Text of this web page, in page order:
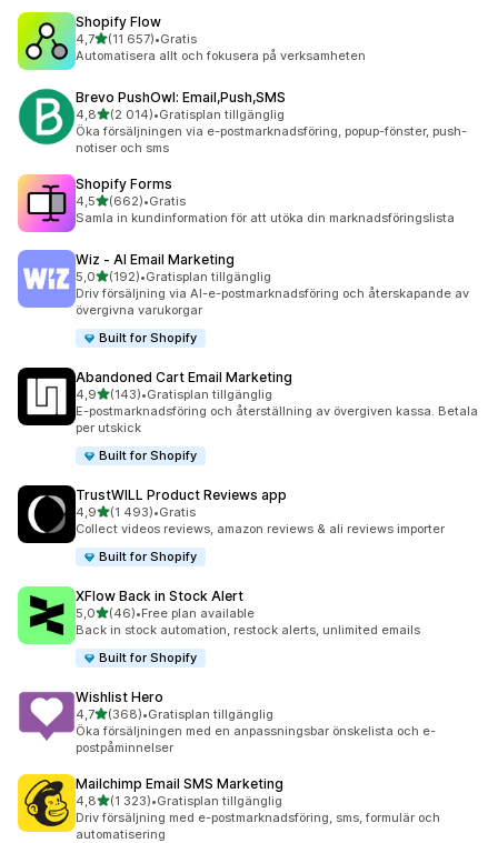
Shopify Flow
4,7av 5 stjärnor
(11 657)
11657 recensioner totalt
•Gratis
Automatisera allt och fokusera på verksamheten
Brevo PushOwl: Email,Push,SMS
4,8av 5 stjärnor
(2 014)
2014 recensioner totalt
•Gratisplan tillgänglig
Öka försäljningen via e-postmarknadsföring, popup-fönster, push-
notiser och sms
Shopify Forms
4,5av 5 stjärnor
(662)
662 recensioner totalt
•Gratis
Samla in kundinformation för att utöka din marknadsföringslista
Wiz ‑ AI Email Marketing
5,0av 5 stjärnor
(192)
192 recensioner totalt
•Gratisplan tillgänglig
Driv försäljning via AI-e-postmarknadsföring och återskapande av
övergivna varukorgar
Built for Shopify
Abandoned Cart Email Marketing
4,9av 5 stjärnor
(143)
143 recensioner totalt
•Gratisplan tillgänglig
E-postmarknadsföring och återställning av övergiven kassa. Betala
per utskick
Built for Shopify
TrustWILL Product Reviews app
4,9av 5 stjärnor
(1 493)
1493 recensioner totalt
•Gratis
Collect videos reviews, amazon reviews & ali reviews importer
Built for Shopify
XFlow Back in Stock Alert
5,0av 5 stjärnor
(46)
46 recensioner totalt
•Free plan available
Back in stock automation, restock alerts, unlimited emails
Built for Shopify
Wishlist Hero
4,7av 5 stjärnor
(368)
368 recensioner totalt
•Gratisplan tillgänglig
Öka försäljningen med en anpassningsbar önskelista och e-
postpåminnelser
Mailchimp Email SMS Marketing
4,8av 5 stjärnor
(1 323)
1323 recensioner totalt
•Gratisplan tillgänglig
Driv försäljning med e-postmarknadsföring, sms, formulär och
automatisering